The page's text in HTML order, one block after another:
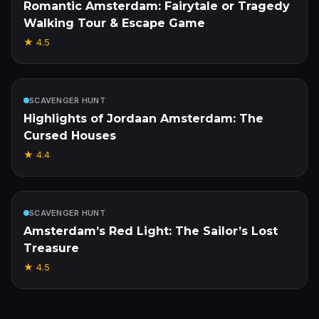
Romantic Amsterdam: Fairytale or Tragedy
Walking Tour & Escape Game
★ 4.5
SCAVENGER HUNT
Highlights of Jordaan Amsterdam: The
Cursed Houses
★ 4.4
SCAVENGER HUNT
Amsterdam’s Red Light: The Sailor’s Lost
Treasure
★ 4.5